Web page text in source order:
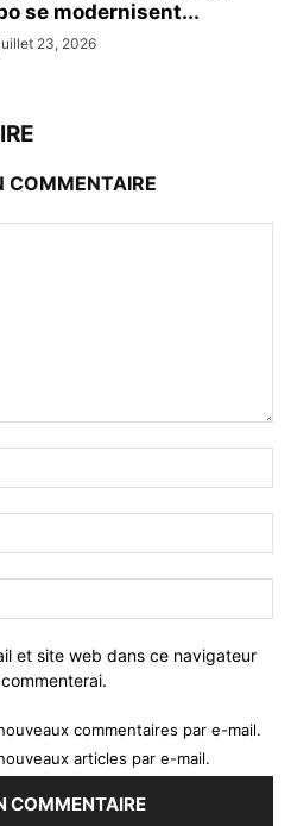
se modernisent...
23, 2026
COMMENTAIRE
et site web dans ce navigateur
commentaires par e-mail.
articles par e-mail.